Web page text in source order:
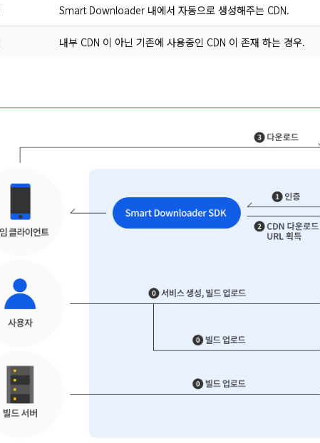
Smart Downloader 내에서 자동으로 생성해주는 CDN.
내부 CDN 이 아닌 기존에 사용중인 CDN 이 존재 하는 경우.